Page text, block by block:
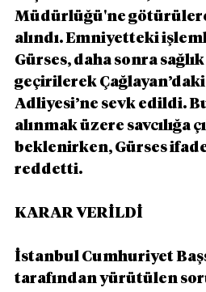
Müdürlüğü'ne
alındı. Emniyetteki
Gürses, daha sonra
geçirilerek
Adliyesi’ne sevk edildi.
alınmak üzere savcılığa
beklenirken, Gürses
reddetti.
KARAR VERİLDİ
İstanbul Cumhuriyet
tarafından yürütülen